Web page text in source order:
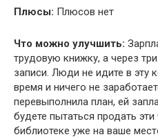
Плюсы: Плюсов нет
Что можно улучшить:
трудовую книжку, а через
записи. Люди не идите в эту
время и ничего не
перевыполнила план, ей
будете пытаться продать
библиотеке уже на ваше